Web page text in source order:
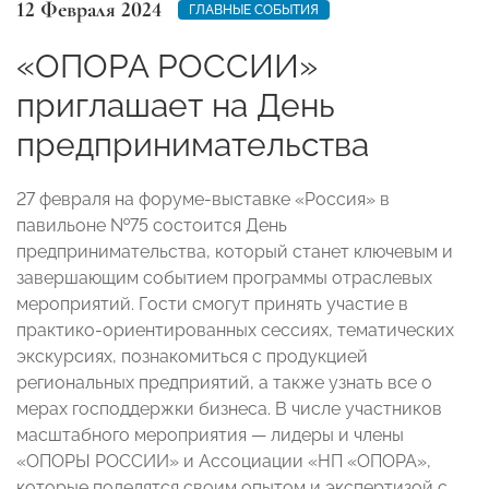
12 Февраля 2024 ГЛАВНЫЕ СОБЫТИЯ
«ОПОРА РОССИИ»
приглашает на День
предпринимательства
27 февраля на форуме-выставке «Россия» в
павильоне №75 состоится День
предпринимательства, который станет ключевым и
завершающим событием программы отраслевых
мероприятий. Гости смогут принять участие в
практико-ориентированных сессиях, тематических
экскурсиях, познакомиться с продукцией
региональных предприятий, а также узнать все о
мерах господдержки бизнеса. В числе участников
масштабного мероприятия — лидеры и члены
«ОПОРЫ РОССИИ» и Ассоциации «НП «ОПОРА»,